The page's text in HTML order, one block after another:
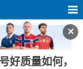
✕
好质量如何，